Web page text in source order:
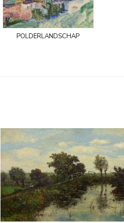
polderlandschap